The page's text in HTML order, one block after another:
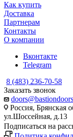
Как купить
Доставка
Партнерам
Контакты
О компании
Вконтакте
Telegram
8 (483) 236-70-58
Заказать звонок
Россия, Брянская
ул.Шоссейная, д.13
Подписаться на